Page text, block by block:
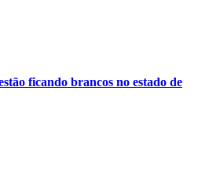
ficando brancos no estado de